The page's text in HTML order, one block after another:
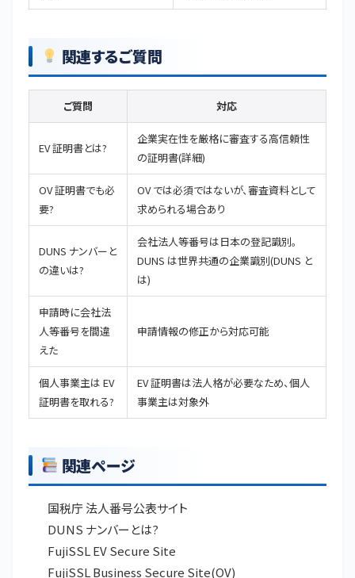
関連するご質問
ご質問 対応
EV 証明書とは?
企業実在性を厳格に審査する高信頼性
の証明書(詳細)
OV 証明書でも必
要?
OV では必須ではないが、審査資料として
求められる場合あり
DUNS ナンバーと
の違いは?
会社法人等番号は日本の登記識別。
DUNS は世界共通の企業識別(DUNS と
は)
申請時に会社法
人等番号を間違
えた
申請情報の修正から対応可能
個人事業主は EV
証明書を取れる?
EV 証明書は法人格が必要なため、個人
事業主は対象外
関連ページ
国税庁 法人番号公表サイト
DUNS ナンバーとは?
FujiSSL EV Secure Site
FujiSSL Business Secure Site(OV)